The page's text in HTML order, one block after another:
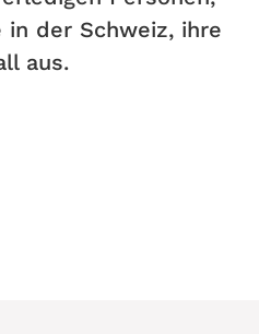
der Schweiz, ihre
aus.